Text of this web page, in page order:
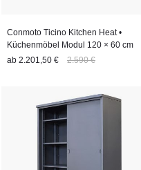
Conmoto Ticino Kitchen Heat •
Küchenmöbel Modul 120 × 60 cm
ab 2.201,50 € 2.590 €